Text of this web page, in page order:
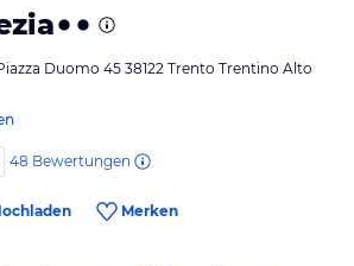
Duomo 45 38122 Trento Trentino Alto
48 Bewertungen
Merken